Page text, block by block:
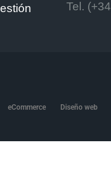
Tel.
eCommerce Diseño web